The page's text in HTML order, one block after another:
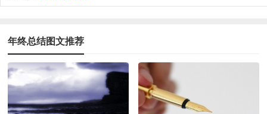
年终总结图文推荐